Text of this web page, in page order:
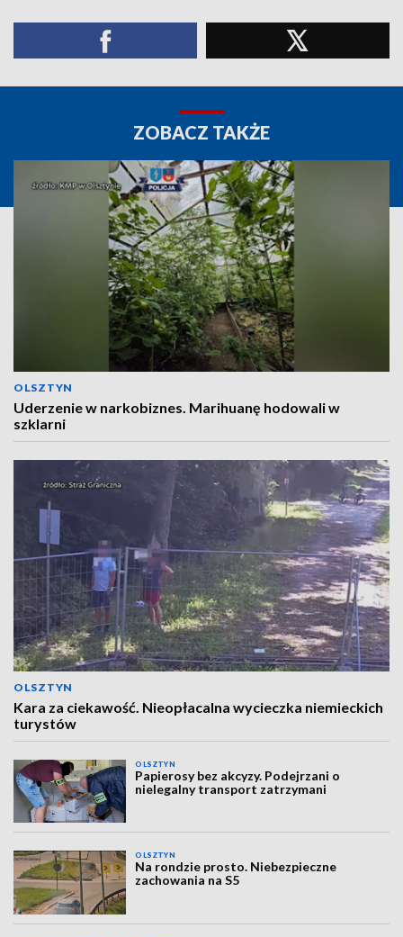
ZOBACZ TAKŻE
OLSZTYN
Uderzenie w narkobiznes. Marihuanę hodowali w
szklarni
OLSZTYN
Kara za ciekawość. Nieopłacalna wycieczka niemieckich
turystów
OLSZTYN
Papierosy bez akcyzy. Podejrzani o
nielegalny transport zatrzymani
OLSZTYN
Na rondzie prosto. Niebezpieczne
zachowania na S5